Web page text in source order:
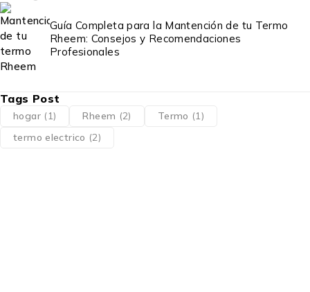
Guía Completa para la Mantención de tu Termo
Rheem: Consejos y Recomendaciones
Profesionales
Tags Post
hogar(1) Rheem (2) Termo (1)
termo electrico (2)